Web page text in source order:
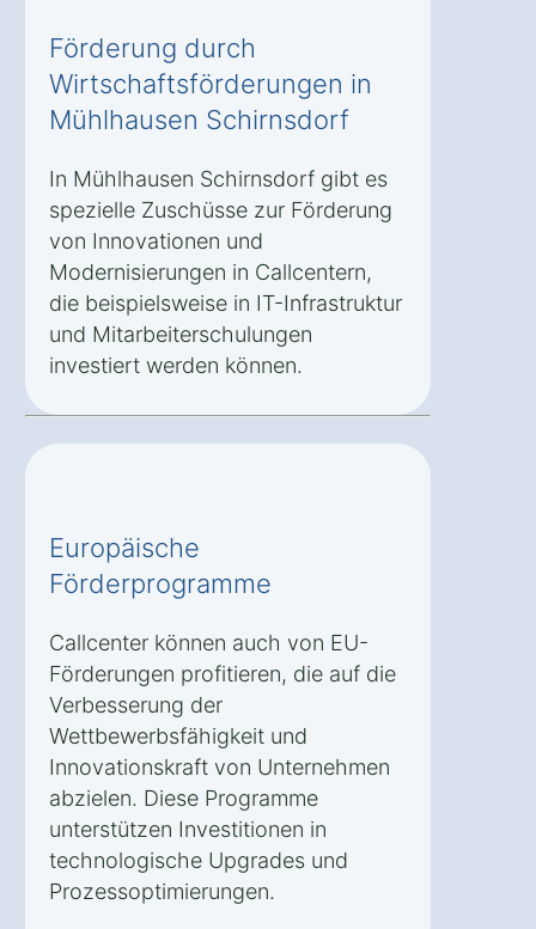
Förderung durch
Wirtschaftsförderungen in
Mühlhausen Schirnsdorf
In Mühlhausen Schirnsdorf gibt es
spezielle Zuschüsse zur Förderung
von Innovationen und
Modernisierungen in Callcentern,
die beispielsweise in IT-Infrastruktur
und Mitarbeiterschulungen
investiert werden können.
Europäische
Förderprogramme
Callcenter können auch von EU-
Förderungen profitieren, die auf die
Verbesserung der
Wettbewerbsfähigkeit und
Innovationskraft von Unternehmen
abzielen. Diese Programme
unterstützen Investitionen in
technologische Upgrades und
Prozessoptimierungen.